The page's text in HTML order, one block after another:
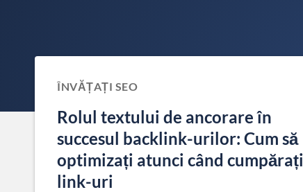
ÎNVĂȚAȚI SEO
Rolul textului de ancorare în
succesul backlink-urilor: Cum să
optimizați atunci când cumpărați
link-uri